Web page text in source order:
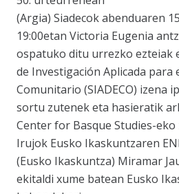
(Argia) Siadecok abenduaren
19:00etan Victoria Eugenia
ospatuko ditu urrezko ezteiak
de Investigación Aplicada para
Comunitario (SIADECO) izena
sortu zutenek eta hasieratik
Center for Basque Studies-
Irujok Eusko Ikaskuntzaren
(Eusko Ikaskuntza) Miramar
ekitaldi xume batean Eusko